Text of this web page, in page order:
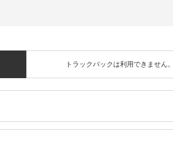
トラックバックは利用できません。